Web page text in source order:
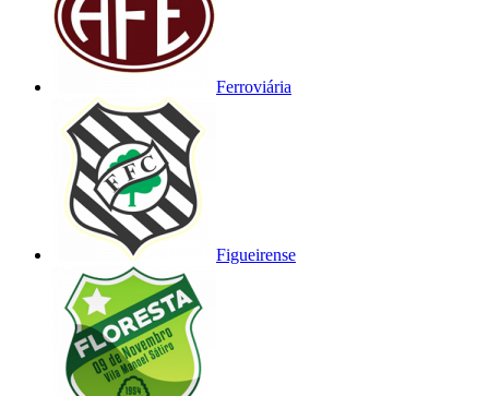
Ferroviária
Figueirense